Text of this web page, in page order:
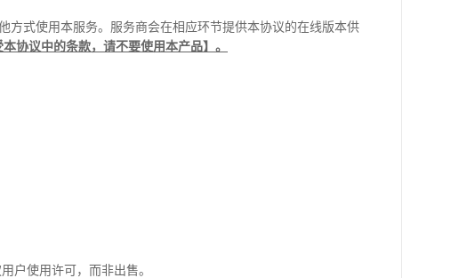
方式使用本服务。服务商会在相应环节提供本协议的在线版本供
协议中的条款，请不要使用本产品】。
户使用许可，而非出售。